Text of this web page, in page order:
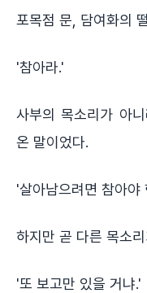
포목점 문, 담여화의
'참아라.'
사부의 목소리가 아
온 말이었다.
'살아남으려면 참아야
하지만 곧 다른 목소
'또 보고만 있을 거냐.'